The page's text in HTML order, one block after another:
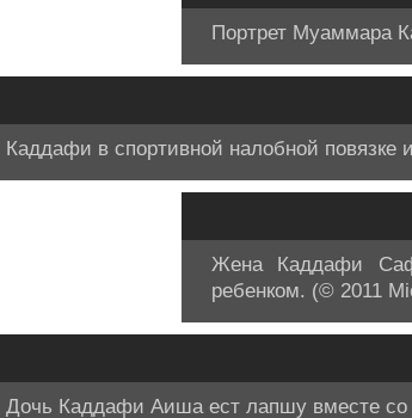
Портрет Муаммара
Каддафи в спортивной налобной
Жена Каддафи
ребенком. (© 2011
Дочь Каддафи Аиша ест лапшу вместе со